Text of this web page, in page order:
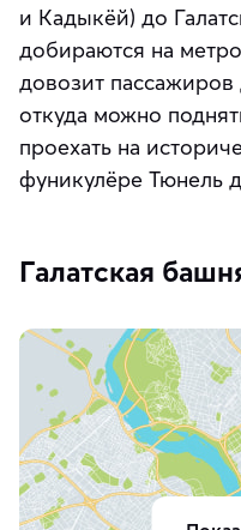
и Кадыкёй) до
добираются на
довозит
откуда можно
проехать на
фуникулёре Тюнель
Галатская